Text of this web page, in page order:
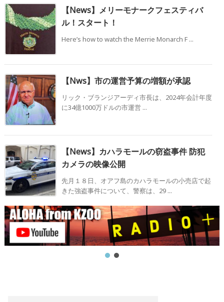
【News】メリーモナークフェスティバ
ル！スタート！
Here’s how to watch the Merrie Monarch F ...
【Nws】市の運営予算の増額が承認
リック・ブランジアーディ市長は、2024年会計年度
に34億1000万ドルの市運営 ...
【News】カハラモールの窃盗事件 防犯
カメラの映像公開
先月１８日、オアフ島のカハラモールの小売店で起
きた強盗事件について、警察は、29 ...